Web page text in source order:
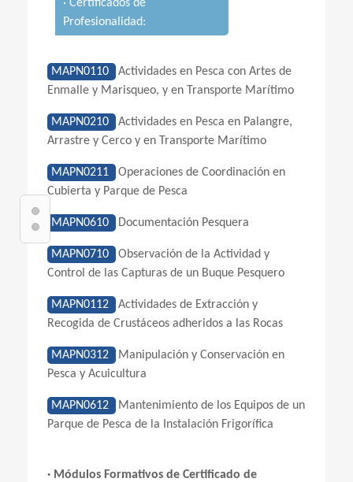
· Certificados de
Profesionalidad:
MAPN0110
Actividades en Pesca con Artes de
Enmalle y Marisqueo, y en Transporte Marítimo
MAPN0210
Actividades en Pesca en Palangre,
Arrastre y Cerco y en Transporte Marítimo
MAPN0211
Operaciones de Coordinación en
Cubierta y Parque de Pesca
MAPN0610 Documentación Pesquera
MAPN0710
Observación de la Actividad y
Control de las Capturas de un Buque Pesquero
MAPN0112
Actividades de Extracción y
Recogida de Crustáceos adheridos a las Rocas
MAPN0312
Manipulación y Conservación en
Pesca y Acuicultura
MAPN0612
Mantenimiento de los Equipos de un
Parque de Pesca de la Instalación Frigorífica
· Módulos Formativos de Certificado de